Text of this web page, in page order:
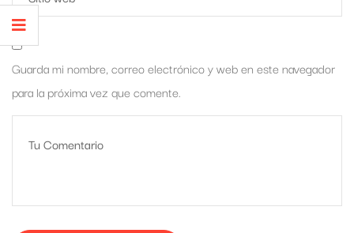
Guarda mi nombre, correo electrónico y web en este navegador
para la próxima vez que comente.